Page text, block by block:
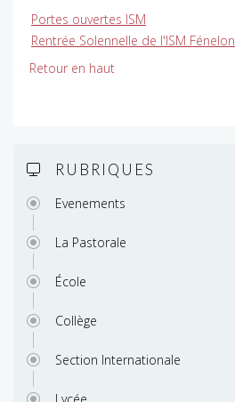
Portes ouvertes ISM
Rentrée Solennelle de l'ISM Fénelon
Retour en haut
RUBRIQUES
Evenements
La Pastorale
École
Collège
Section Internationale